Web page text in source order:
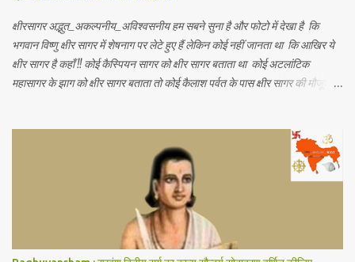
क्षीरसागर अद्भुत_अकल्पनीय_अविश्वसनीय हम सबने सुना है और फोटो में देखा है कि
भगवान विष्णु क्षीर सागर में शेषनाग पर लेटे हुए हैं लेकिन कोई नहीं जानता था कि आखिर ये
क्षीर सागर है कहाँ !! कोई कैस्पियन सागर को क्षीर सागर बताता था कोई अटलांटिक
महासागर के झाग को क्षीर सागर बताता तो कोई कैलाश पर्वत के पास क्षीर सागर की मौजूदगी
बड़ा है जिसमें पृथ्वी पर मौजूद कुल पानी से 140 ट्रिलियन गुणा अधिक पानी है (1
ट्रिलियन = 1 लाख करोड़) अंतरिक्ष में पानी का ये असीमित महासागर हमारी पृथ्वी से
लगभग 12 अरब प्रकाश वर्ष दूर है (1 प्रकाश वर्ष = 1 साल में प्रकाश जितनी दूरी तय कर
पाती है) जहाँ यह सैकड़ों प्रकाश वर्ष के क्षेत्र में फैला हुआ है जिसकी खोज खगोलविदों की
दो टीमों ने की है इस महासागर को क्वासर के गैसीय क्षेत्र में खोजा गया है जो एक ब्लैक होल
द्वारा संचालित आकाशगंगा के केंद्र में एक...